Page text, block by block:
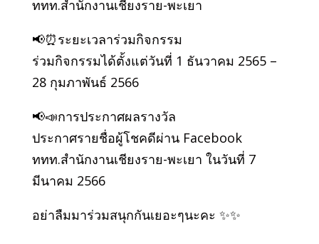
ททท.สำนักงานเชียงราย-พะเยา
📢⏰ระยะเวลาร่วมกิจกรรม
ร่วมกิจกรรมได้ตั้งแต่วันที่ 1 ธันวาคม 2565 –
28 กุมภาพันธ์ 2566
📢📣การประกาศผลรางวัล
ประกาศรายชื่อผู้โชคดีผ่าน Facebook
ททท.สำนักงานเชียงราย-พะเยา ในวันที่ 7
มีนาคม 2566
อย่าลืมมาร่วมสนุกกันเยอะๆนะคะ ✨✨